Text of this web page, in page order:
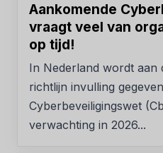
Aankomende
vraagt veel van
op tijd!
In Nederland wordt aan
richtlijn invulling
Cyberbeveiligingswet
verwachting in 2026...